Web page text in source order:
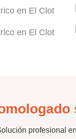
profesional